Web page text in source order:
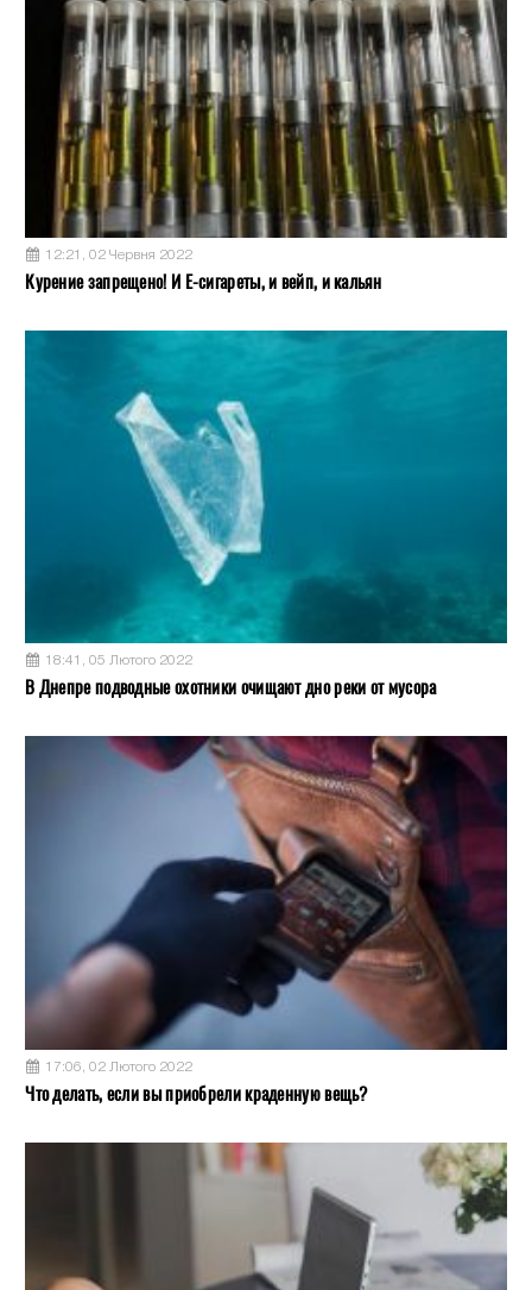
12:21, 02 Червня 2022
Курение запрещено! И Е-сигареты, и вейп, и кальян
18:41, 05 Лютого 2022
В Днепре подводные охотники очищают дно реки от мусора
17:06, 02 Лютого 2022
Что делать, если вы приобрели краденную вещь?